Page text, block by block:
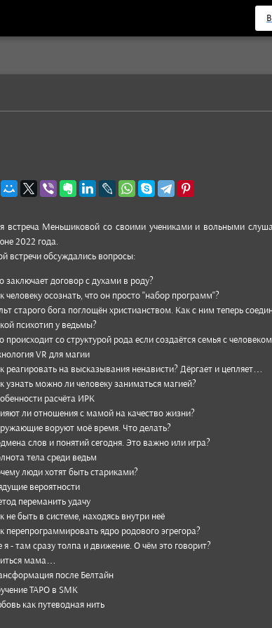
встреча Мень­шико­вой со сво­ими уче­никами и воль­ными
2022 года.
встречи обсуж­дались воп­росы:
зак­лючает дого­вор с духами в роду?
чело­веку осоз­нать, что он просто "набор прог­рамм"?
ста­рого бога пог­лощён христи­анс­твом. Как с ним теперь
пси­хотип у ведь­мы?
про­исхо­дит со струк­турой рода если созда­ётся семья с
VR для магии
реаги­ровать на выс­казы­вания нена­висти? Дёргает и цеп­ляет…
узнать можно ли чело­веку зани­мать­ся магией?
рас­чёта ИРК
ли отно­шения с мамой на качес­тво жизни?
воруют моё время. Что делать?
слов и поня­тий сегодня. Это важно или игра?
тела среди ведьм
люди хотят быть ста­риками?
веро­ятности
пере­манить удачу
не быть в сис­теме, нахо­дясь внутри неё
переп­рограм­миро­вать ядро родо­вого эгре­гора?
я - там сразу толпа и дви­жение. О чём это гово­рит?
мама…
после Белтайн
ТАРО в SMK
как путе­вод­ная нить